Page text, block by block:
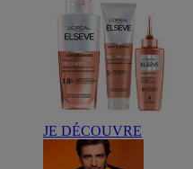
JE DÉCOUVRE